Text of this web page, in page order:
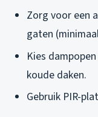
Zorg voor een
gaten
Kies
koude daken.
Gebruik PIR-